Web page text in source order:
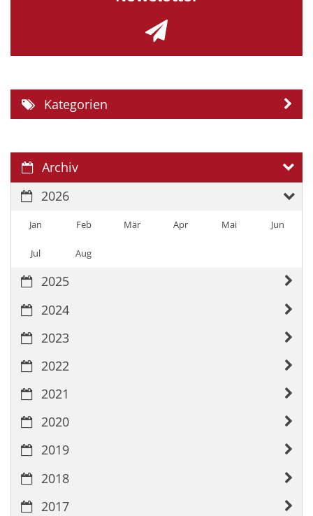
Kategorien
Archiv
2026
Jan Feb Mär Apr Mai Jun
Jul Aug
2025
2024
2023
2022
2021
2020
2019
2018
2017